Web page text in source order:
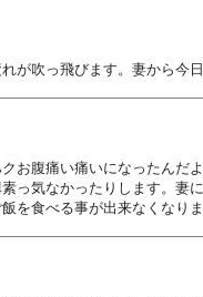
が吹っ飛びます。妻から今
お腹痛い痛いになったんだ
っ気なかったりします。妻
を食べる事が出来なくなり